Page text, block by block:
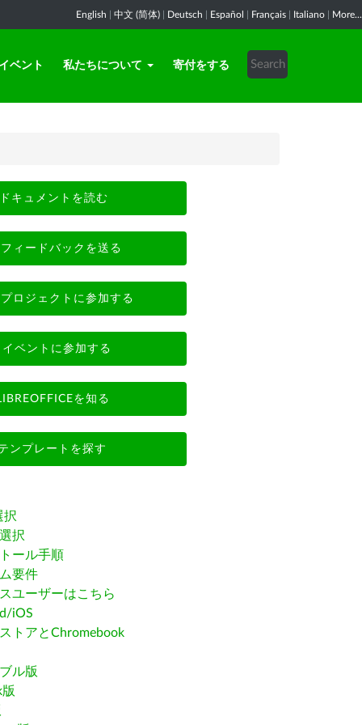
English 中文 (简体) Deutsch Español Français Italiano More...
イベント 私たちについて 寄付をする
ドキュメントを読む
フィードバックを送る
プロジェクトに参加する
イベントに参加する
を知る
ンプレートを探す
択
択
ール手順
要件
ユーザーはこちら
iOS
トアとChromebook
ル版